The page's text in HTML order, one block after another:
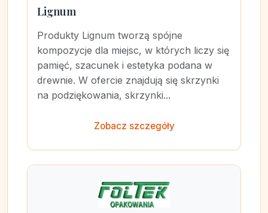
Lignum
Produkty Lignum tworzą spójne
kompozycje dla miejsc, w których liczy się
pamięć, szacunek i estetyka podana w
drewnie. W ofercie znajdują się skrzynki
na podziękowania, skrzynki...
Zobacz szczegóły